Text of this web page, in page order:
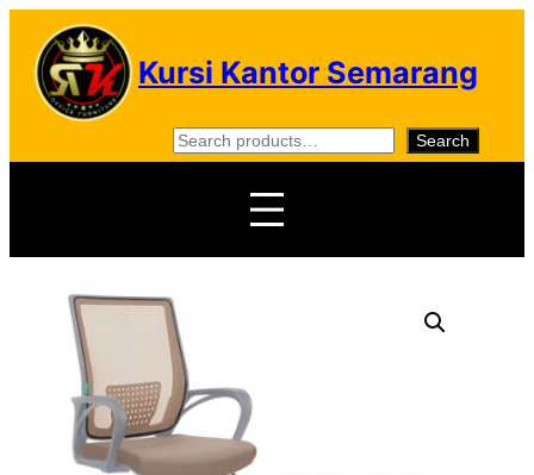
Skip
content
Kursi Kantor Semarang
S
e
c
Search